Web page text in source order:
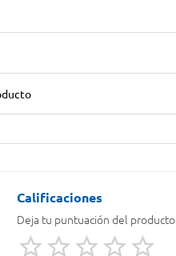
Deja tu puntuación del producto